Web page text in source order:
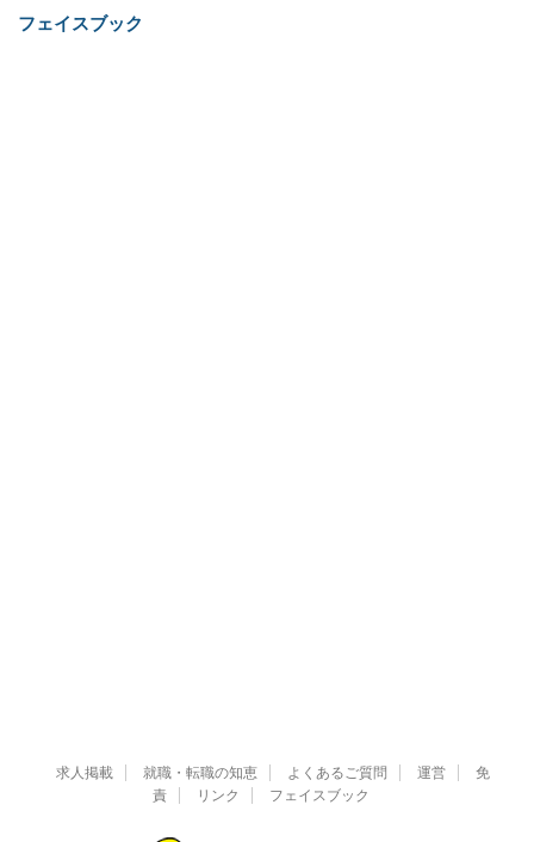
フェイスブック
求人掲載 就職・転職の知恵 よくあるご質問 運営
免
責
リンク フェイスブック